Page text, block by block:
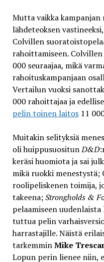
Mutta vaikka
lähdeteoksen
Colvillen
rahoittamiseen. Colvillen
000 seuraajaa, mikä
rahoituskampanjaan
Vertailun vuoksi
000 rahoittajaa ja
pelin toinen laitos11
Muitakin selityksiä
oli huippusuositunD&D
keräsi huomiota ja sai
mikä ruokki
roolipeliskenen toimija,
takeena;Strongholds &
pelaamiseen
tuttua pelin
harrastajille. Näistä
tarkemminMike
Lopun perin lienee niin,